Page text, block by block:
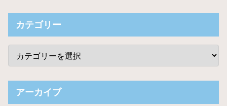
カテゴリー
アーカイブ